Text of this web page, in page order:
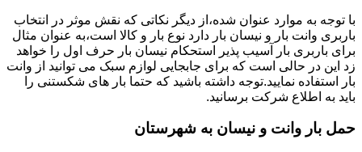
با توجه به موارد عنوان شده،از دیگر نکاتی که نقش موثر در انتخاب
باربری وانت بار و نیسان بار دارد نوع بار و کالا است،به عنوان مثال
برای باربری بار آسیب پذیر استحکام نیسان بار حرف اول را خواهد
زد این در حالی است که برای جابجایی لوازم سبک می توانید از وانت
بار استفاده نمایید.توجه داشته باشید که حتما بار های شکستنی را
باید به اطلاع شرکت برسانید.
حمل بار وانت و نیسان به شهرستان